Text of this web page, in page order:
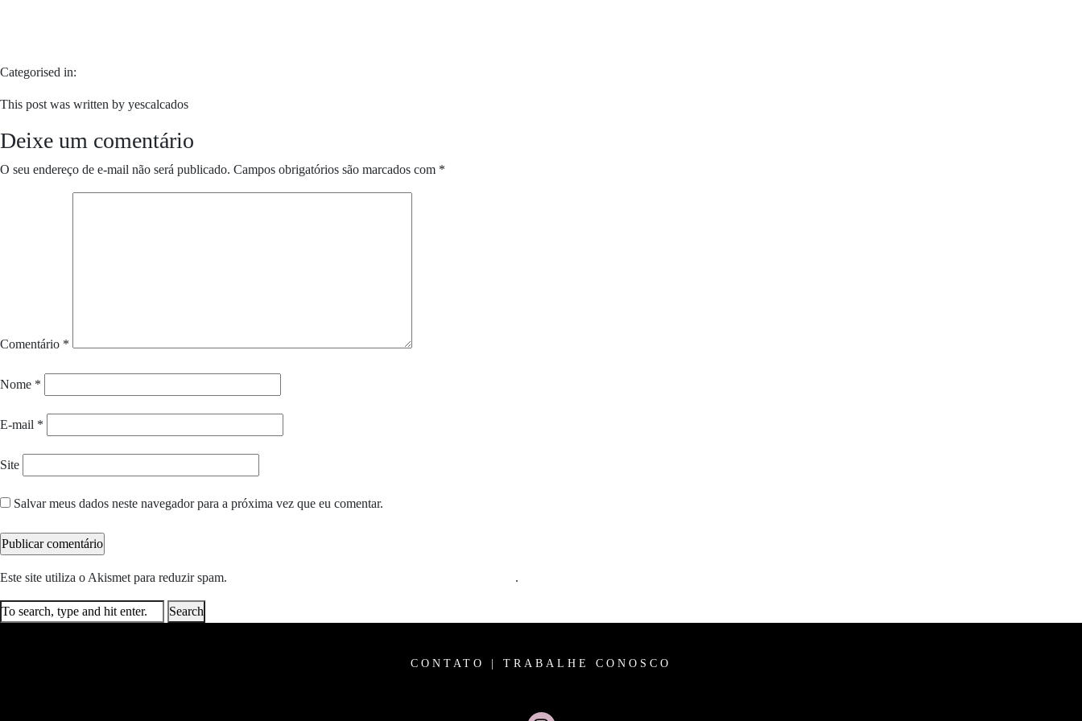
Categorised in:
This post was written by yescalcados
Deixe um comentário
O seu endereço de e-mail não será publicado. Campos obrigatórios são marcados com *
Comentário *
Nome *
E-mail *
Site
Salvar meus dados neste navegador para a próxima vez que eu comentar.
Este site utiliza o Akismet para reduzir spam. .
Search
CONTATO TRABALHE CONOSCO